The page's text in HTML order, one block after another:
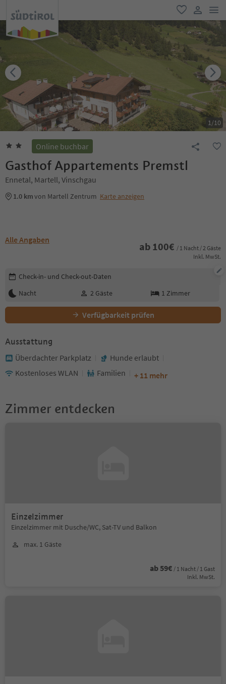
favorit
user link
1/10
Online buchbar
Gasthof Appartements Premstl
Ennetal, Martell, Vinschgau
1.0 kmvon Martell Zentrum Karte anzeigen
Alle Angaben
ab 100€ / 1 Nacht / 2 Gäste
Inkl. MwSt.
Buchungsdetails bearbeiten
Check-in- und Check-out-Daten
Nacht
2 Gäste 1 Zimmer
Verfügbarkeit prüfen
Ausstattung
Überdachter Parkplatz
Hunde erlaubt
Kostenloses WLAN
Familien + 11 mehr
Zimmer entdecken
Einzelzimmer
Einzelzimmer mit Dusche/WC, Sat-TV und Balkon
max. 1 Gäste
ab 59€ / 1 Nacht / 1 Gast
Inkl. MwSt.